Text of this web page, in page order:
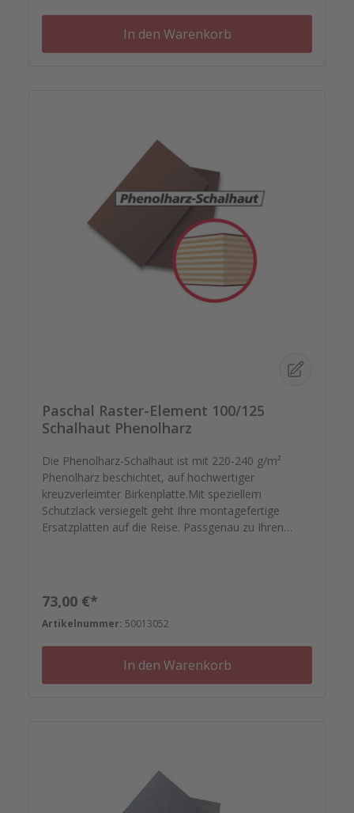
In den Warenkorb
Paschal Raster-Element 100/125
Schalhaut Phenolharz
Die Phenolharz-Schalhaut ist mit 220-240 g/m²
Phenolharz beschichtet, auf hochwertiger
kreuzverleimter Birkenplatte.Mit speziellem
Schutzlack versiegelt geht Ihre montagefertige
Ersatzplatten auf die Reise. Passgenau zu Ihren
Nieten, Schrauben, Kunststoffeinsätzen bis zu
Reparaturplättchen.
Regulärer Preis:
73,00 €*
Artikelnummer: 50013052
In den Warenkorb